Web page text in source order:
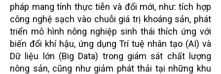
pháp mang tính thực tiễn và đổi mới, như: tích hợp
công nghệ sạch vào chuỗi giá trị khoáng sản, phát
triển mô hình nông nghiệp sinh thái thích ứng với
biến đổi khí hậu, ứng dụng Trí tuệ nhân tạo (AI) và
Dữ liệu lớn (Big Data) trong giám sát chất lượng
nông sản, cũng như giảm phát thải tại những khu